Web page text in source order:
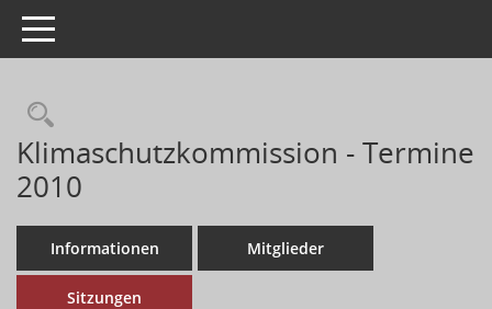
Toggle navigation
Klimaschutzkommission - Termine
2010
Informationen Mitglieder
Sitzungen